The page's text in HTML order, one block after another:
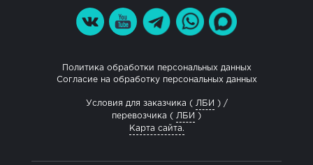
Политика обработки персональных данных
Согласие на обработку персональных данных
Условия для заказчика ( ЛБИ
) /
перевозчика ( ЛБИ
)
Карта сайта.